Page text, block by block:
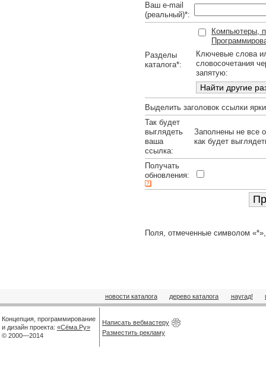
Ваш e-mail
(реальный)*:
Разделы
каталога*:
Компьютеры,
Ключевые слова
словосочетания
запятую:
Выделить заголовок ссылки
Так будет
выглядеть
ваша
ссылка:
Заполнены не все
как будет
Получать
обновления:
Поля, отмеченные символом
новости каталога дерево каталога наугад!
Концепция, программирование
и дизайн проекта: «Сёма.Ру»
© 2000—2014
Написать вебмастеру
Разместить рекламу